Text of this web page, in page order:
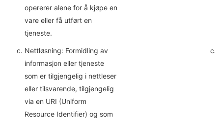
opererer alene for å kjøpe en
vare eller få utført en
tjeneste.
Nettløsning: Formidling av
informasjon eller tjeneste
som er tilgjengelig i nettleser
eller tilsvarende, tilgjengelig
via en URI (Uniform
Resource Identifier) og som